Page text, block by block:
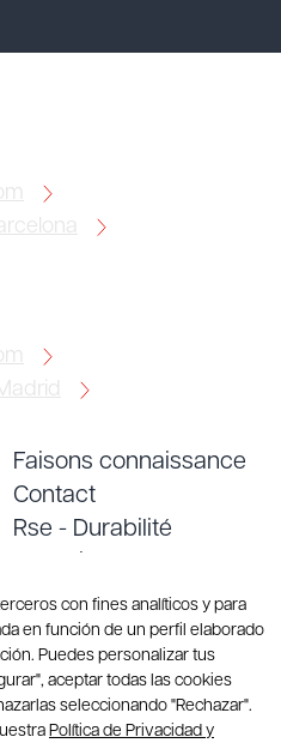
Faisons connaissance
Contact
Rse - Durabilité
Blogcon fines analíticos y para
en función de un perfil elaborado
Puedes personalizar tus
aceptar todas las cookies
seleccionando "Rechazar".
Política de Privacidad y